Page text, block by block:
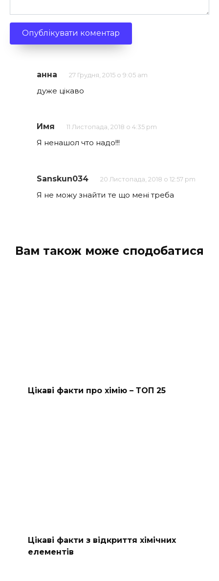
анна 27 Грудня, 2015 о 9:05 am
дуже цікаво
Имя 11 Листопада, 2018 о 4:35 pm
Я ненашол что надо!!!
Sanskun034 20 Листопада, 2018 о 12:57 pm
Я не можу знайти те що мені треба
Вам також може сподобатися
Цікаві факти про хімію – ТОП 25
Цікаві факти з відкриття хімічних
елементів